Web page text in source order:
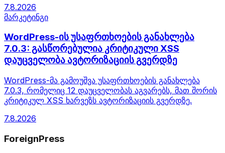
7.8.2026
მარკეტინგი
WordPress-ის უსაფრთხოების განახლება
7.0.3: გასწორებულია კრიტიკული XSS
დაუცველობა ავტორიზაციის გვერდზე
WordPress-მა გამოუშვა უსაფრთხოების განახლება
7.0.3, რომელიც 12 დაუცველობას აგვარებს, მათ შორის
კრიტიკულ XSS ხარვეზს ავტორიზაციის გვერდზე.
7.8.2026
ForeignPress